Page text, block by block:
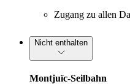
Zugang zu allen
Nicht enthalten
Montjuïc-Seilbahn